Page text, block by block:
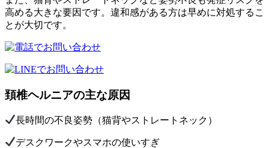
高める大きな要因です。違和感がある方は早めに対処するこ
とが大切です。
頚椎ヘルニアの主な原因
長時間の不良姿勢（猫背やストレートネック）
デスクワークやスマホの使いすぎ